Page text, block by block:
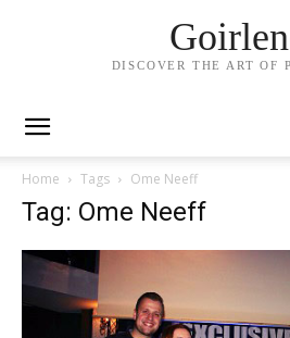
DISCOVER THE ART OF
Home Tags Ome Neeff
Tag: Ome Neeff